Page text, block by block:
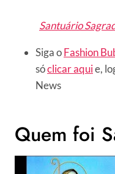
Santuário
Siga oFashion
sóclicar aquie,
News
Quem foi